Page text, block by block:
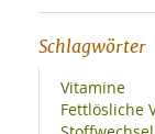
Schlagwörter
Vitamine
Fettlösliche